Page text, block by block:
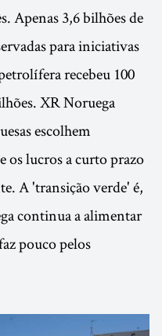
Apenas 3,6 bilhões de
para iniciativas
recebeu 100
XR Noruega
escolhem
os lucros a curto prazo
A 'transição verde' é,
continua a alimentar
pouco pelos